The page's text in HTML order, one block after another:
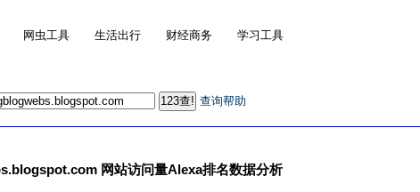
网虫工具 生活出行 财经商务 学习工具
查询帮助
网站访问量Alexa排名数据分析